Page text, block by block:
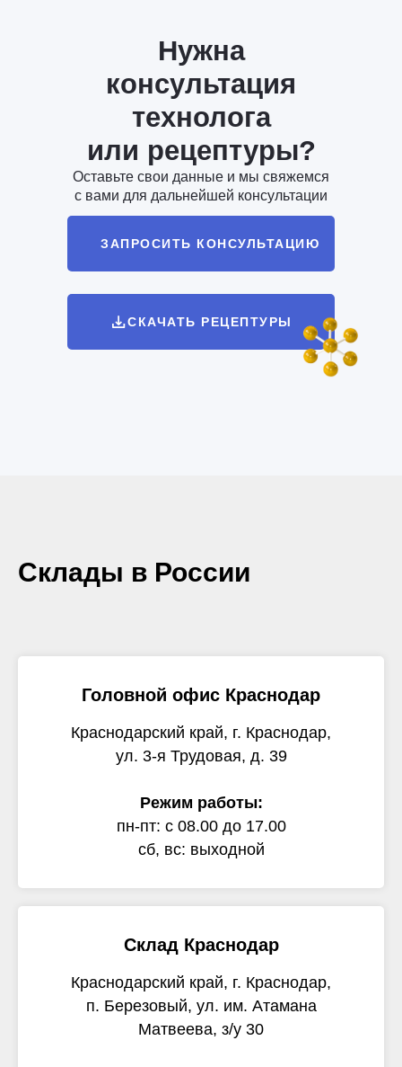
СКАЧАТЬ РЕЦЕПТУРЫ
ЗАПРОСИТЬ КОНСУЛЬТАЦИЮ
Нужна
консультация
технолога
или рецептуры?
Оставьте свои данные и мы свяжемся
с вами для дальнейшей консультации
Склады в России
Головной офис Краснодар
Краснодарский край, г. Краснодар,
ул. 3-я Трудовая, д. 39
Режим работы:
пн-пт: с 08.00 до 17.00
сб, вс: выходной
Склад Краснодар
Краснодарский край, г. Краснодар,
п. Березовый, ул. им. Атамана
Матвеева, з/у 30